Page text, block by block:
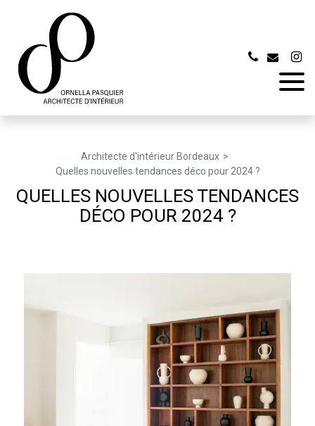
Architecte d'intérieur Bordeaux
Quelles nouvelles tendances déco pour 2024 ?
QUELLES NOUVELLES TENDANCES
DÉCO POUR 2024 ?